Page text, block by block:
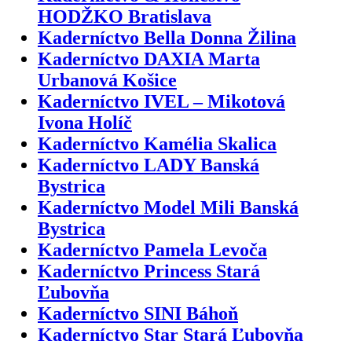
HODŽKO Bratislava
Kaderníctvo Bella Donna Žilina
Kaderníctvo DAXIA Marta
Urbanová Košice
Kaderníctvo IVEL – Mikotová
Ivona Holíč
Kaderníctvo Kamélia Skalica
Kaderníctvo LADY Banská
Bystrica
Kaderníctvo Model Mili Banská
Bystrica
Kaderníctvo Pamela Levoča
Kaderníctvo Princess Stará
Ľubovňa
Kaderníctvo SINI Báhoň
Kaderníctvo Star Stará Ľubovňa